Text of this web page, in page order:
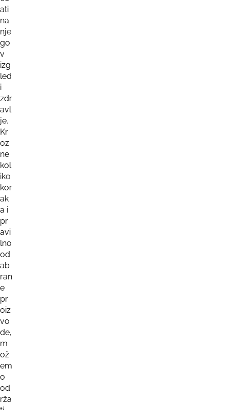
ati
na
nje
go
v
izg
led
i
zdr
avl
je.
Kr
oz
ne
kol
iko
kor
ak
a i
pr
avi
lno
od
ab
ran
e
pr
oiz
vo
de,
m
ož
em
o
od
rža